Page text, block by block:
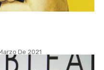
De 2021